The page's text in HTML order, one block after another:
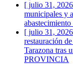
[ julio 31,
municipales y
abastecimiento
[ julio 31,
restauración
Tarazona tras
PROVINCIA